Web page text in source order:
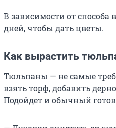
В зависимости от способа
дней, чтобы дать цветы.
Как вырастить
Тюльпаны — не самые
взять торф, добавить
Подойдет и обычный